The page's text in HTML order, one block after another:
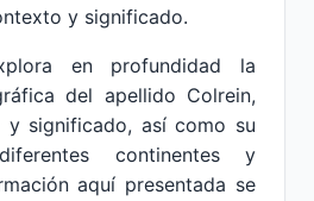
y significado.
en profundidad la
del apellido Colrein,
y significado, así como su
continentes y
aquí presentada se